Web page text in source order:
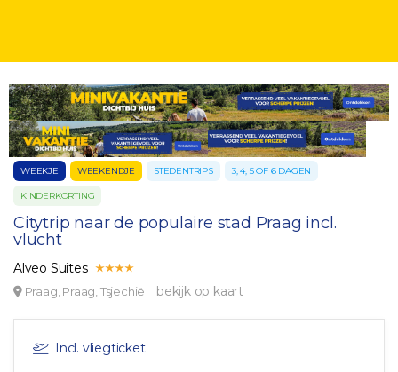
WEEKJE WEEKENDJE STEDENTRIPS 3, 4, 5 OF 6 DAGEN
KINDERKORTING
Citytrip naar de populaire stad Praag incl.
vlucht
Alveo Suites
Praag, Praag, Tsjechië bekijk op kaart
Incl. vliegticket